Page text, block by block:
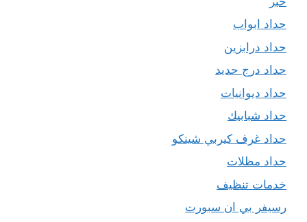
حداد ابواب
حداد درابزين
حداد درج حديد
حداد ديوانيات
حداد شبابيك
حداد غرف كيربي شينكو
حداد مظلات
خدمات تنظيف
رسيفر بي ان سبورت